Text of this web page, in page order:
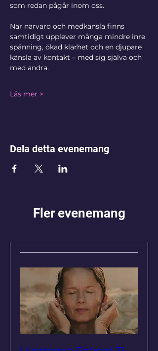
som redan pågår inom oss.
När närvaro och medkänsla finns
samtidigt upplever många mindre inre
spänning, ökad klarhet och en djupare
känsla av kontakt – med sig själva och
med andra.
Läs mer >
Dela detta evenemang
Fler evenemang